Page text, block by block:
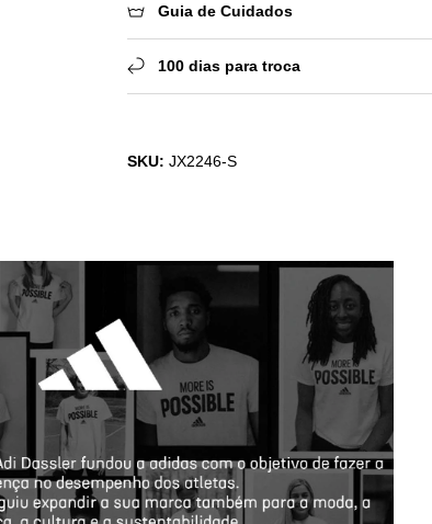
Guia de Cuidados
100 dias para troca
SKU: JX2246-S